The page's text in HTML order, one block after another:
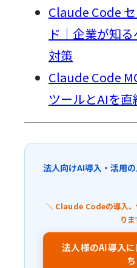
Claude Code
ド｜企業が知
対策
Claude Code
ツールとAIを
法人向けAI導入・活用
＼ Claude Codeの導入、
り
法人様のAI導入